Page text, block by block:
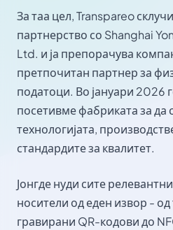
За таа цел, Transpareo
партнерство со Shanghai
Ltd. и ја препорачува
претпочитан партнер за
податоци. Во јануари 2026
посетивме фабриката за да
технологијата,
стандардите за квалитет.
Јонгде нуди сите
носители од еден извор - од
гравирани QR-кодови до